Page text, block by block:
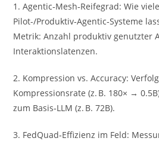
1. Agentic‑Mesh‑Reifegrad: Wie
Pilot-/Produktiv‑Agentic‑Systeme
Metrik: Anzahl produktiv genutzter
Interaktionslatenzen.
2. Kompression vs. Accuracy:
Kompressionsrate (z. B. 180× →
zum Basis‑LLM (z. B. 72B).
3. FedQuad‑Effizienz im Feld: